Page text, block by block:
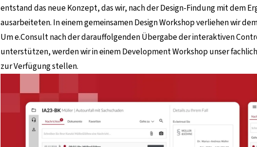
entstand das neue Konzept, das wir, nach der Design-Findung mit dem
ausarbeiteten. In einem gemeinsamen Design Workshop verliehen wir
Um e.Consult nach der darauffolgenden Übergabe der interaktiven
unterstützen, werden wir in einem Development Workshop unser
zur Verfügung stellen.